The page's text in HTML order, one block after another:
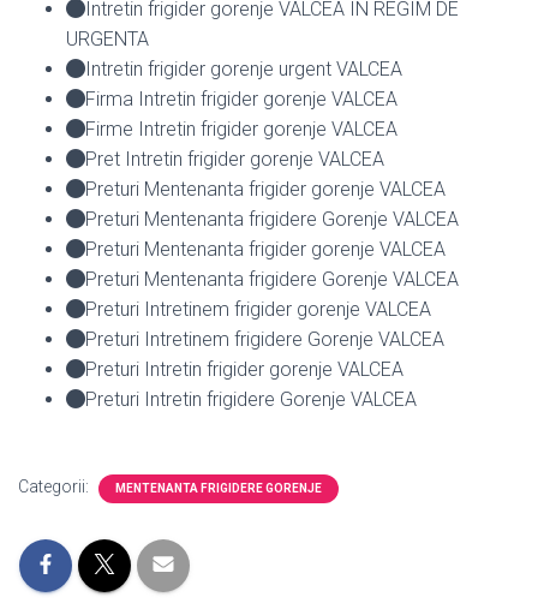
Intretin frigider gorenje VALCEA IN REGIM DE
URGENTA
Intretin frigider gorenje urgent VALCEA
Firma Intretin frigider gorenje VALCEA
Firme Intretin frigider gorenje VALCEA
Pret Intretin frigider gorenje VALCEA
Preturi Mentenanta frigider gorenje VALCEA
Preturi Mentenanta frigidere Gorenje VALCEA
Preturi Mentenanta frigider gorenje VALCEA
Preturi Mentenanta frigidere Gorenje VALCEA
Preturi Intretinem frigider gorenje VALCEA
Preturi Intretinem frigidere Gorenje VALCEA
Preturi Intretin frigider gorenje VALCEA
Preturi Intretin frigidere Gorenje VALCEA
Categorii: MENTENANTA FRIGIDERE GORENJE